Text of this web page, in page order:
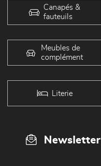
Canapés &
fauteuils
Meubles de
complément
Literie
Newsletter